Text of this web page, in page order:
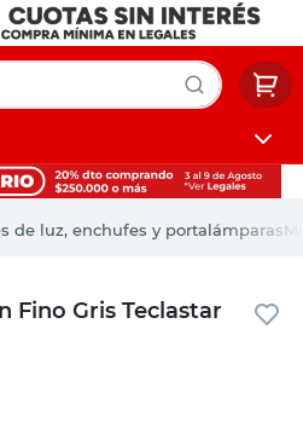
de luz, enchufes y portalámparas
Fino Gris Teclastar